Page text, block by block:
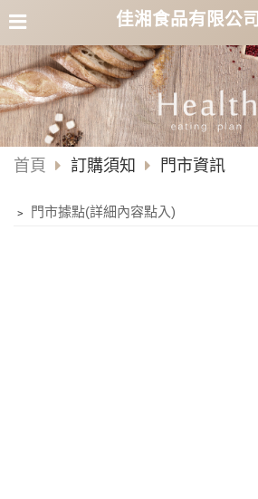
佳湘食品有限公司
首頁 訂購須知 門市資訊
﹥ 門市據點(詳細內容點入)